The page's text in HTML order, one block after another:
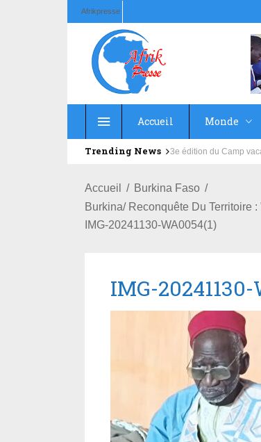
Afrikpresse
Accueil Monde
Trending News Education : la
Accueil
Burkina Faso
Burkina/ Reconquête Du Territoire
IMG-20241130-WA0054(1)
IMG-